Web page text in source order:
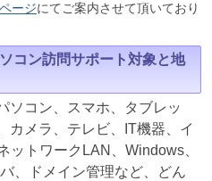
ージにてご案内させて頂いており
コン訪問サポート対象と地
ソコン、スマホ、タブレッ
カメラ、テレビ、IT機器、イ
ットワークLAN、Windows、
、ドメイン管理など、どん